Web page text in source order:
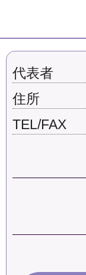
代表者
住所
TEL/FAX